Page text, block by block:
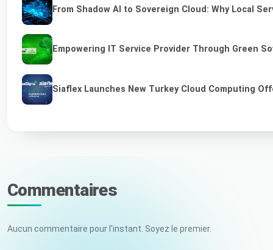
From Shadow AI to Sovereign Cloud: Why Local
Empowering IT Service Provider Through Green
Siaflex Launches New Turkey Cloud Computing
Commentaires
Aucun commentaire pour l'instant. Soyez le premier.